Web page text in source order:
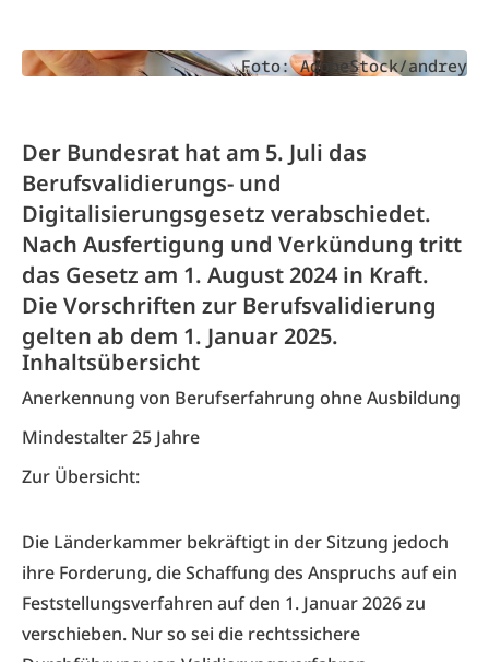
Foto: AdobeStock/andrey
Der Bundesrat hat am 5. Juli das
Berufsvalidierungs- und
Digitalisierungsgesetz verabschiedet.
Nach Ausfertigung und Verkündung tritt
das Gesetz am 1. August 2024 in Kraft.
Die Vorschriften zur Berufsvalidierung
gelten ab dem 1. Januar 2025.
Inhaltsübersicht
Anerkennung von Berufserfahrung ohne Ausbildung
Mindestalter 25 Jahre
Zur Übersicht:
Die Länderkammer bekräftigt in der Sitzung jedoch
ihre Forderung, die Schaffung des Anspruchs auf ein
Feststellungsverfahren auf den 1. Januar 2026 zu
verschieben. Nur so sei die rechtssichere